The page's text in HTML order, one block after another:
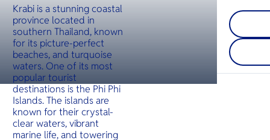
เกาะยาว
ในทะเล
อยู่ระหว่า
ชายหาด
ชายเลน
สถานที่พั
ภูเขาที่เต็
เขียวขจี
ระยับ แล
Krabi is a stunning coastal
province located in
southern Thailand, known
for its picture-perfect
beaches, and turquoise
waters. One of its most
popular tourist
destinations is the Phi Phi
Islands. The islands are
known for their crystal-
clear waters, vibrant
marine life, and towering